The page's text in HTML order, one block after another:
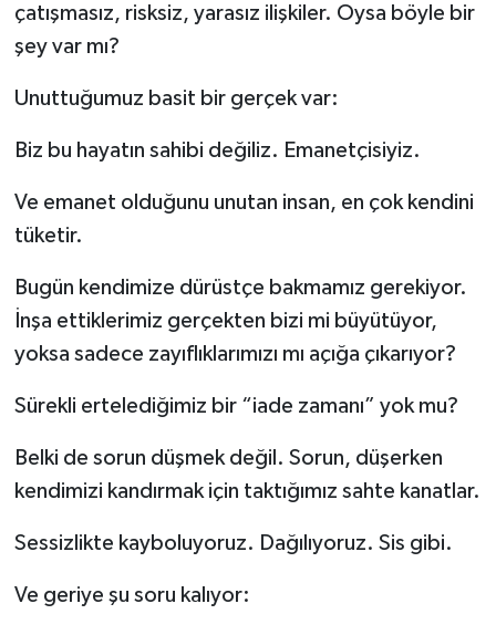
çatışmasız, risksiz, yarasız ilişkiler. Oysa böyle bir
şey var mı?
Unuttuğumuz basit bir gerçek var:
Biz bu hayatın sahibi değiliz. Emanetçisiyiz.
Ve emanet olduğunu unutan insan, en çok kendini
tüketir.
Bugün kendimize dürüstçe bakmamız gerekiyor.
İnşa ettiklerimiz gerçekten bizi mi büyütüyor,
yoksa sadece zayıflıklarımızı mı açığa çıkarıyor?
Sürekli ertelediğimiz bir “iade zamanı” yok mu?
Belki de sorun düşmek değil. Sorun, düşerken
kendimizi kandırmak için taktığımız sahte kanatlar.
Sessizlikte kayboluyoruz. Dağılıyoruz. Sis gibi.
Ve geriye şu soru kalıyor: